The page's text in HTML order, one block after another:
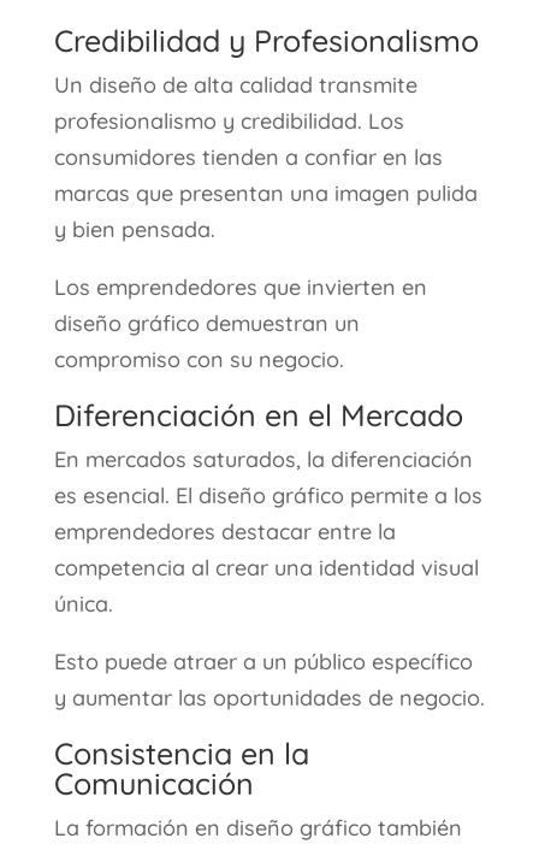
Credibilidad y Profesionalismo
Un diseño de alta calidad transmite
profesionalismo y credibilidad. Los
consumidores tienden a confiar en las
marcas que presentan una imagen pulida
y bien pensada.
Los emprendedores que invierten en
diseño gráfico demuestran un
compromiso con su negocio.
Diferenciación en el Mercado
En mercados saturados, la diferenciación
es esencial. El diseño gráfico permite a los
emprendedores destacar entre la
competencia al crear una identidad visual
única.
Esto puede atraer a un público específico
y aumentar las oportunidades de negocio.
Consistencia en la
Comunicación
La formación en diseño gráfico también